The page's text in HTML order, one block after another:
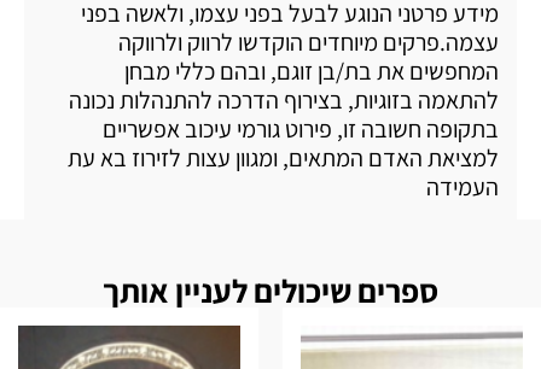
מידע פרטני הנוגע לבעל בפני עצמו, ולאשה בפני
עצמה.פרקים מיוחדים הוקדשו לרווק ולרווקה
המחפשים את בת/בן זוגם, ובהם כללי מבחן
להתאמה בזוגיות, בצירוף הדרכה להתנהלות נכונה
בתקופה חשובה זו, פירוט גורמי עיכוב אפשריים
למציאת האדם המתאים, ומגוון עצות לזירוז בא עת
העמידה
ספרים שיכולים לעניין אותך